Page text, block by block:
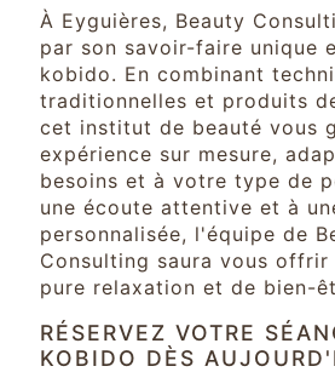
À Eyguières, Beauty
par son savoir-faire unique
kobido. En combinant
traditionnelles et produits
cet institut de beauté vous
expérience sur mesure,
besoins et à votre type de
une écoute attentive et à
personnalisée, l'équipe de
Consulting saura vous offrir
pure relaxation et de bien-
RÉSERVEZ VOTRE
KOBIDO DÈS